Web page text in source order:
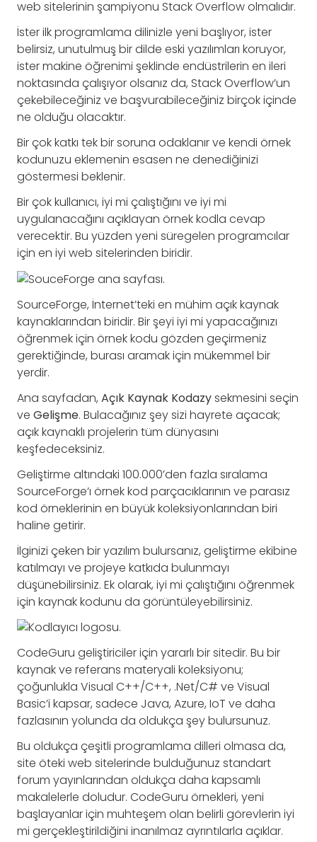
web sitelerinin şampiyonu Stack Overflow olmalıdır.
İster ilk programlama dilinizle yeni başlıyor, ister
belirsiz, unutulmuş bir dilde eski yazılımları koruyor,
ister makine öğrenimi şeklinde endüstrilerin en ileri
noktasında çalışıyor olsanız da, Stack Overflow’un
çekebileceğiniz ve başvurabileceğiniz birçok içinde
ne olduğu olacaktır.
Bir çok katkı tek bir soruna odaklanır ve kendi örnek
kodunuzu eklemenin esasen ne denediğinizi
göstermesi beklenir.
Bir çok kullanıcı, iyi mi çalıştığını ve iyi mi
uygulanacağını açıklayan örnek kodla cevap
verecektir. Bu yüzden yeni süregelen programcılar
için en iyi web sitelerinden biridir.
SourceForge, İnternet’teki en mühim açık kaynak
kaynaklarından biridir. Bir şeyi iyi mi yapacağınızı
öğrenmek için örnek kodu gözden geçirmeniz
gerektiğinde, burası aramak için mükemmel bir
yerdir.
Ana sayfadan, Açık Kaynak Kodazysekmesini seçin
ve Gelişme. Bulacağınız şey sizi hayrete açacak;
açık kaynaklı projelerin tüm dünyasını
keşfedeceksiniz.
Geliştirme altındaki 100.000’den fazla sıralama
SourceForge’ı örnek kod parçacıklarının ve parasız
kod örneklerinin en büyük koleksiyonlarından biri
haline getirir.
İlginizi çeken bir yazılım bulursanız, geliştirme ekibine
katılmayı ve projeye katkıda bulunmayı
düşünebilirsiniz. Ek olarak, iyi mi çalıştığını öğrenmek
için kaynak kodunu da görüntüleyebilirsiniz.
CodeGuru geliştiriciler için yararlı bir sitedir. Bu bir
kaynak ve referans materyali koleksiyonu;
çoğunlukla Visual C++/C++, .Net/C# ve Visual
Basic’i kapsar, sadece Java, Azure, IoT ve daha
fazlasının yolunda da oldukça şey bulursunuz.
Bu oldukça çeşitli programlama dilleri olmasa da,
site öteki web sitelerinde bulduğunuz standart
forum yayınlarından oldukça daha kapsamlı
makalelerle doludur. CodeGuru örnekleri, yeni
başlayanlar için muhteşem olan belirli görevlerin iyi
mi gerçekleştirildiğini inanılmaz ayrıntılarla açıklar.